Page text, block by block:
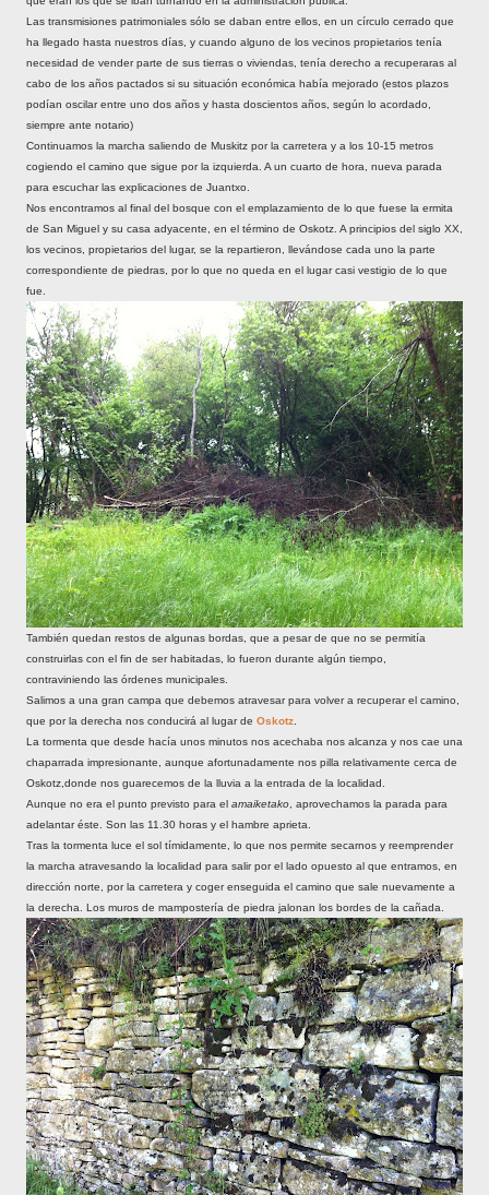
Las transmisiones patrimoniales sólo se daban entre ellos, en un círculo cerrado que
ha llegado hasta nuestros días, y cuando alguno de los vecinos propietarios tenía
necesidad de vender parte de sus tierras o viviendas, tenía derecho a recuperaras al
cabo de los años pactados si su situación económica había mejorado (estos plazos
podían oscilar entre uno dos años y hasta doscientos años, según lo acordado,
siempre ante notario)
Continuamos la marcha saliendo de Muskitz por la carretera y a los 10-15 metros
cogiendo el camino que sigue por la izquierda. A un cuarto de hora, nueva parada
para escuchar las explicaciones de Juantxo.
Nos encontramos al final del bosque con el emplazamiento de lo que fuese la ermita
de San Miguel y su casa adyacente, en el término de Oskotz. A principios del siglo XX,
los vecinos, propietarios del lugar, se la repartieron, llevándose cada uno la parte
correspondiente de piedras, por lo que no queda en el lugar casi vestigio de lo que
fue.
También quedan restos de algunas bordas, que a pesar de que no se permitía
construirlas con el fin de ser habitadas, lo fueron durante algún tiempo,
contraviniendo las órdenes municipales.
Salimos a una gran campa que debemos atravesar para volver a recuperar el camino,
que por la derecha nos conducirá al lugar de Oskotz.
La tormenta que desde hacía unos minutos nos acechaba nos alcanza y nos cae una
chaparrada impresionante, aunque afortunadamente nos pilla relativamente cerca de
Oskotz,donde nos guarecemos de la lluvia a la entrada de la localidad.
Aunque no era el punto previsto para el amaiketako, aprovechamos la parada para
adelantar éste. Son las 11.30 horas y el hambre aprieta.
Tras la tormenta luce el sol tímidamente, lo que nos permite secarnos y reemprender
la marcha atravesando la localidad para salir por el lado opuesto al que entramos, en
dirección norte, por la carretera y coger enseguida el camino que sale nuevamente a
la derecha. Los muros de mampostería de piedra jalonan los bordes de la cañada.